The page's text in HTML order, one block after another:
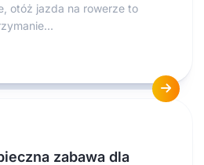
otóż jazda na rowerze to
zabawa dla